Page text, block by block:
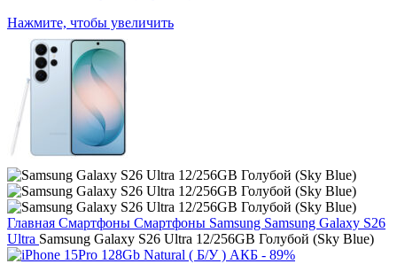
Нажмите, чтобы увеличить
Главная Смартфоны Смартфоны Samsung Samsung Galaxy S26
Ultra Samsung Galaxy S26 Ultra 12/256GB Голубой (Sky Blue)